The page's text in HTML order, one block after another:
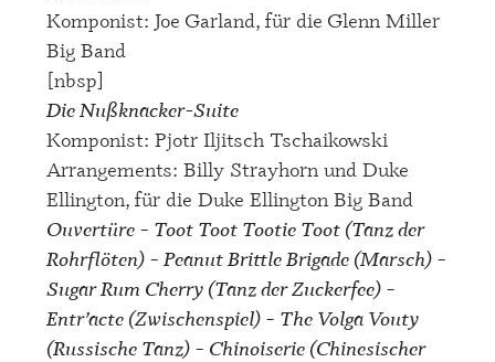
Komponist: Joe Garland, für die Glenn Miller
Big Band
[nbsp]
Die Nußknacker-Suite
Komponist: Pjotr Iljitsch Tschaikowski
Arrangements: Billy Strayhorn und Duke
Ellington, für die Duke Ellington Big Band
Ouvertüre – Toot Toot Tootie Toot (Tanz der
Rohrflöten) – Peanut Brittle Brigade (Marsch) –
Sugar Rum Cherry (Tanz der Zuckerfee) –
Entr’acte (Zwischenspiel) – The Volga Vouty
(Russische Tanz) – Chinoiserie (Chinesischer